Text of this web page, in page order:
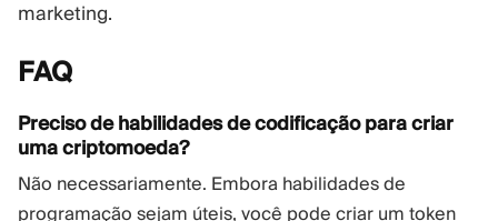
marketing.
FAQ
Preciso de habilidades de codificação para criar
uma criptomoeda?
Não necessariamente. Embora habilidades de
programação sejam úteis, você pode criar um token